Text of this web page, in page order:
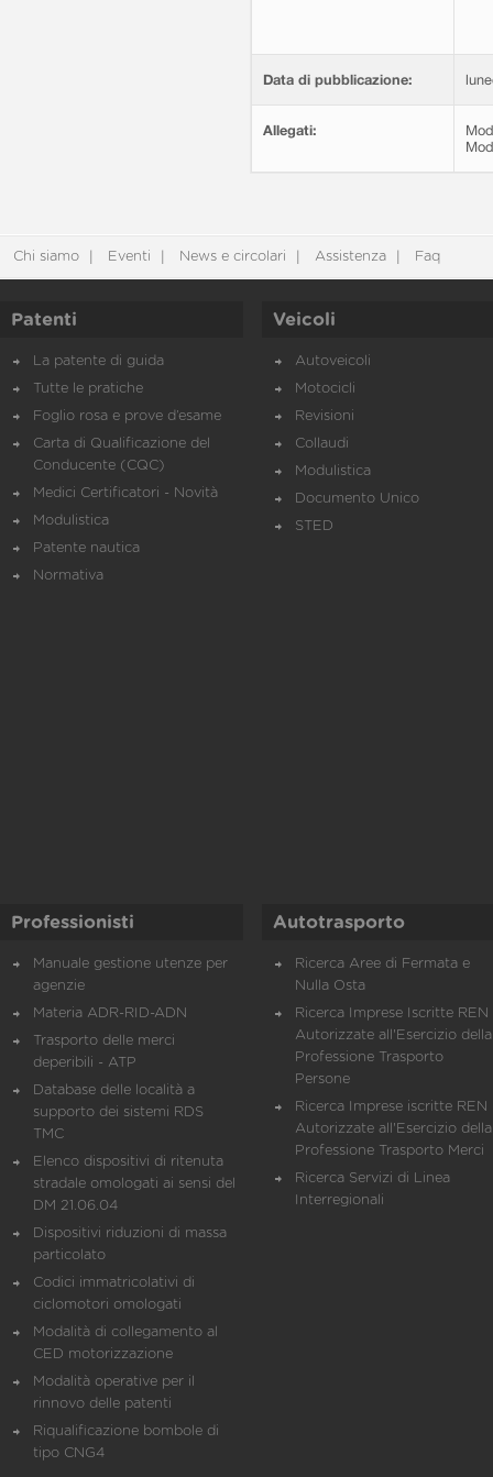
Data di pubblicazione:
Allegati:
Chi siamo Eventi News e circolari Assistenza Faq
Patenti
La patente di guida
Tutte le pratiche
Foglio rosa e prove d’esame
Carta di Qualificazione del
Conducente (CQC)
Medici Certificatori - Novità
Modulistica
Patente nautica
Normativa
Veicoli
Autoveicoli
Motocicli
Revisioni
Collaudi
Modulistica
Documento Unico
STED
Professionisti
Manuale gestione utenze per
agenzie
Materia ADR-RID-ADN
Trasporto delle merci
deperibili - ATP
Database delle località a
supporto dei sistemi RDS
TMC
Elenco dispositivi di ritenuta
stradale omologati ai sensi del
DM 21.06.04
Dispositivi riduzioni di massa
particolato
Codici immatricolativi di
ciclomotori omologati
Modalità di collegamento al
CED motorizzazione
Modalità operative per il
rinnovo delle patenti
Riqualificazione bombole di
tipo CNG4
Autotrasporto
Ricerca Aree di Fermata e
Nulla Osta
Ricerca Imprese Iscritte REN
Autorizzate all'Esercizio della
Professione Trasporto
Persone
Ricerca Imprese iscritte REN
Autorizzate all'Esercizio della
Professione Trasporto Merci
Ricerca Servizi di Linea
Interregionali